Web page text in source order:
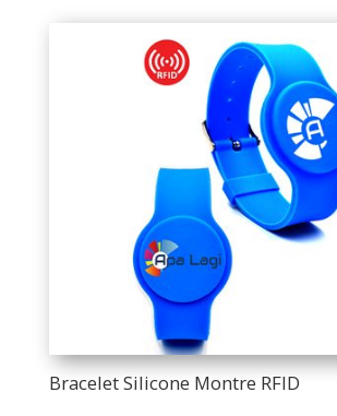
Bracelet Silicone Montre RFID